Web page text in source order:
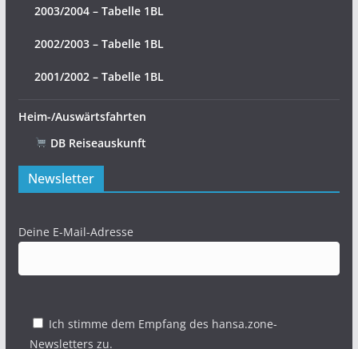
2003/2004 – Tabelle 1BL
2002/2003 – Tabelle 1BL
2001/2002 – Tabelle 1BL
Heim-/Auswärtsfahrten
DB Reiseauskunft
Newsletter
Deine E-Mail-Adresse
Ich stimme dem Empfang des hansa.zone-
Newsletters zu.